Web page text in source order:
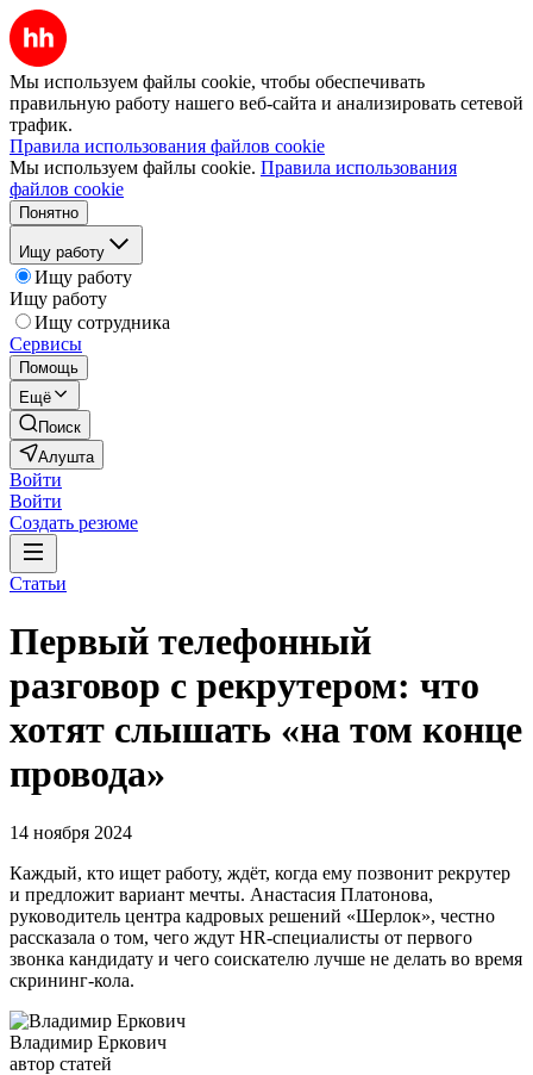
Мы используем файлы cookie, чтобы обеспечивать
правильную работу нашего веб-сайта и анализировать сетевой
трафик.
Правила использования файлов cookie
Мы используем файлы cookie. Правила использования
файлов cookie
Понятно
Ищу работу
Ищу работу
Ищу работу
Ищу сотрудника
Сервисы
Помощь
Ещё
Поиск
Алушта
Войти
Войти
Создать резюме
Статьи
Первый телефонный
разговор с рекрутером: что
хотят слышать «на том конце
провода»
14 ноября 2024
Каждый, кто ищет работу, ждёт, когда ему позвонит рекрутер
и предложит вариант мечты. Анастасия Платонова,
руководитель центра кадровых решений «Шерлок», честно
рассказала о том, чего ждут HR-специалисты от первого
звонка кандидату и чего соискателю лучше не делать во время
скрининг-кола.
Владимир Еркович
автор статей